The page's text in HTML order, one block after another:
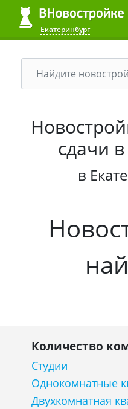
Екатеринбург
сдачи
в
Количество
Студии
Однокомнатные
Двухкомнатная